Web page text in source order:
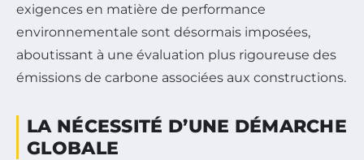
exigences en matière de performance
environnementale sont désormais imposées,
aboutissant à une évaluation plus rigoureuse des
émissions de carbone associées aux constructions.
LA NÉCESSITÉ D’UNE DÉMARCHE
GLOBALE